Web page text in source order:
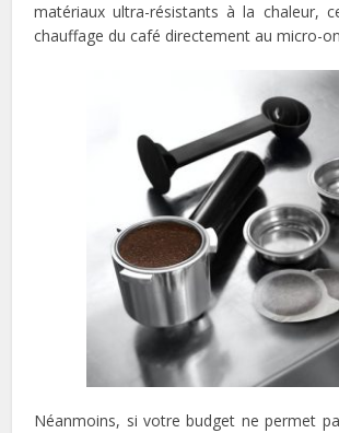
matériaux ultra-résistants à la chaleur,
chauffage du café directement au micro-
Néanmoins, si votre budget ne permet